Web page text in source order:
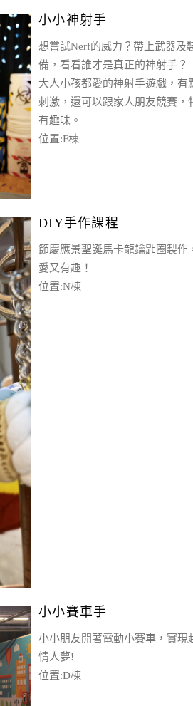
小小神射手
想嘗試Nerf的威力？帶上武器及
備，看看誰才是真正的神射手？
大人小孩都愛的神射手遊戲，有
刺激，還可以跟家人朋友競賽，
有趣味。
位置:F棟
DIY手作課程
節慶應景聖誕馬卡龍鑰匙圈製作
愛又有趣！
位置:N棟
小小賽車手
小小朋友開著電動小賽車，實現
情人夢!
位置:D棟